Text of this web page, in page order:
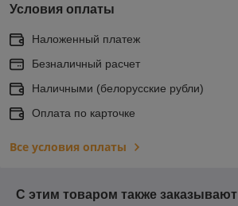
Условия оплаты
Наложенный платеж
Безналичный расчет
Наличными (белорусские рубли)
Оплата по карточке
Все условия оплаты
С этим товаром также заказывают